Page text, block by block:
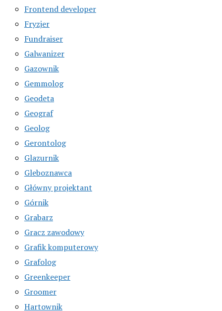
Frontend developer
Fryzjer
Fundraiser
Galwanizer
Gazownik
Gemmolog
Geodeta
Geograf
Geolog
Gerontolog
Glazurnik
Gleboznawca
Główny projektant
Górnik
Grabarz
Gracz zawodowy
Grafik komputerowy
Grafolog
Greenkeeper
Groomer
Hartownik